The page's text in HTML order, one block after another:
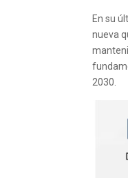
En su
nueva
2030.